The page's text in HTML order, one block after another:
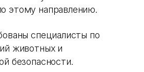
этому направлению.
специалисты по
животных и
безопасности.